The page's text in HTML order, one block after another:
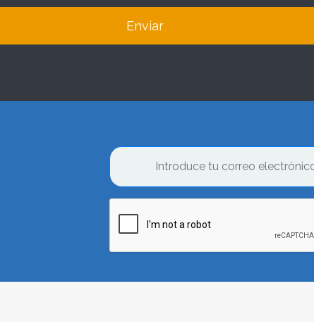
Enviar